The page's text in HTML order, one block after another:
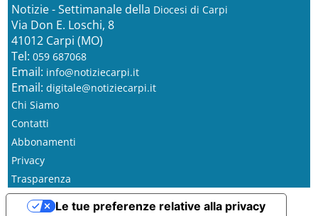
Notizie - Settimanale della Diocesi di Carpi
Via Don E. Loschi, 8
41012 Carpi (MO)
Tel: 059 687068
Email: info@notiziecarpi.it
Email: digitale@notiziecarpi.it
Chi Siamo
Contatti
Abbonamenti
Privacy
Trasparenza
Le tue preferenze relative alla privacy